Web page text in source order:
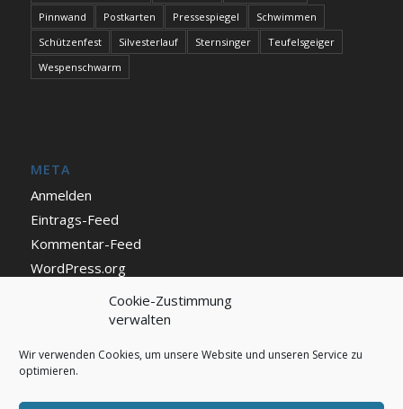
Cookie-Zustimmung
verwalten
Wir verwenden Cookies, um unsere Website und unseren Service zu
optimieren.
Pinnwand
Postkarten Pressespiegel
Schwimmen
Schützenfest
Silvesterlauf Sternsinger
Teufelsgeiger
Wespenschwarm
META
Anmelden
Eintrags-Feed
Kommentar-Feed
WordPress.org
IMPRESSUM UND DATENSCHUTZ
Impressum
Datenschutz